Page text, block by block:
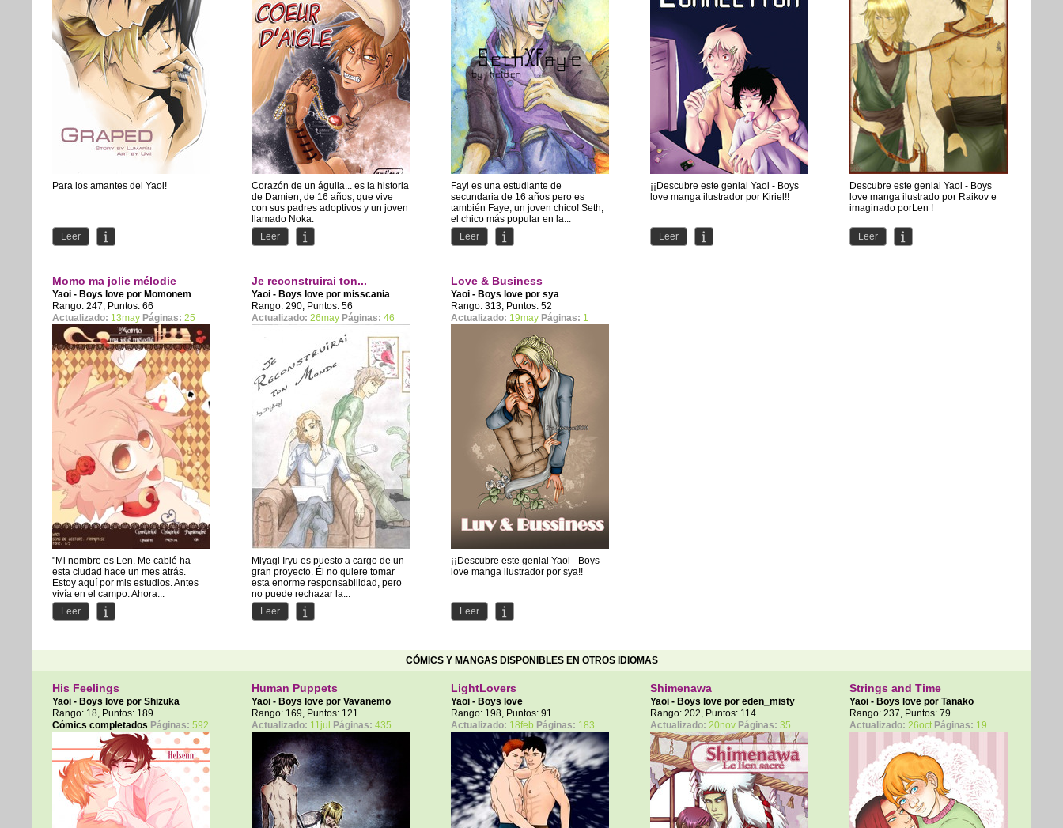
Para los amantes del Yaoi!
Leer
Corazón de un águila... es la historia
de Damien, de 16 años, que vive
con sus padres adoptivos y un joven
llamado Noka.
Una...
Leer
Fayi es una estudiante de
secundaria de 16 años pero es
también Faye, un joven chico! Seth,
el chico más popular en la...
Leer
¡¡Descubre este genial Yaoi - Boys
love manga ilustrador por Kiriel!!
Leer
Descubre este genial Yaoi - Boys
love manga ilustrado por Raikov e
imaginado porLen !
Leer
Momo ma jolie mélodie
Yaoi - Boys love por Momonem
Rango: 247, Puntos: 66
Actualizado: 13may Páginas: 25
"Mi nombre es Len. Me cabié ha
esta ciudad hace un mes atrás.
Estoy aquí por mis estudios. Antes
vivía en el campo. Ahora...
Leer
Je reconstruirai ton...
Yaoi - Boys love pormisscania
Rango: 290, Puntos: 56
Actualizado: 26may Páginas: 46
Miyagi Iryu es puesto a cargo de un
gran proyecto. Él no quiere tomar
esta enorme responsabilidad, pero
no puede rechazar la...
Leer
Love & Business
Yaoi - Boys love porsya
Rango: 313, Puntos: 52
Actualizado: 19may Páginas: 1
¡¡Descubre este genial Yaoi - Boys
love manga ilustrador por sya!!
Leer
CÓMICS Y MANGAS DISPONIBLES EN OTROS IDIOMAS
His Feelings
Yaoi - Boys love porShizuka
Rango: 18, Puntos: 189
Cómics completados Páginas: 592
Human Puppets
Yaoi - Boys love porVavanemo
Rango: 169, Puntos: 121
Actualizado: 11jul Páginas: 435
LightLovers
Yaoi - Boys love
Rango: 198, Puntos: 91
Actualizado: 18feb Páginas: 183
Shimenawa
Yaoi - Boys love poreden_misty
Rango: 202, Puntos: 114
Actualizado: 20nov Páginas: 35
Strings and Time
Yaoi - Boys love porTanako
Rango: 237, Puntos: 79
Actualizado: 26oct Páginas: 19